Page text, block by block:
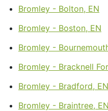
Bromley - Bolton, EN
Bromley - Boston, EN
Bromley -
Bromley - Bracknell
Bromley - Bradford, EN
Bromley - Braintree, EN